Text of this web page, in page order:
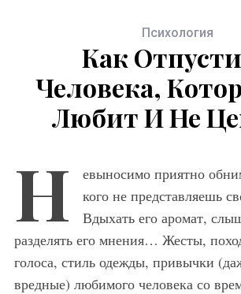
Психология
Как
Человека,
Любит И Не
Н
евыносимо приятно
кого не представляешь
Вдыхать его аромат,
разделять его мнения… Жесты,
голоса, стиль одежды, привычки
вредные) любимого человека со